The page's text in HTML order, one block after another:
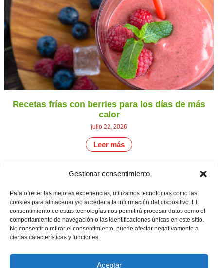
Gestionar consentimiento
Para ofrecer las mejores experiencias, utilizamos tecnologías como las
cookies para almacenar y/o acceder a la información del dispositivo. El
consentimiento de estas tecnologías nos permitirá procesar datos como el
comportamiento de navegación o las identificaciones únicas en este sitio.
No consentir o retirar el consentimiento, puede afectar negativamente a
ciertas características y funciones.
Aceptar
Recetas frías con berries para los días de más
calor
julio 22, 2026
Leer más
Productores
de
fresas,
frambuesas,
arándanos
y
desde
Camino de
Montemayor s/n
21800 Moguer.
Huelva ESPAÑA.
info@cunadeplatero.com
25
Aviso legal
Política de
privacidad
Canal de denuncias